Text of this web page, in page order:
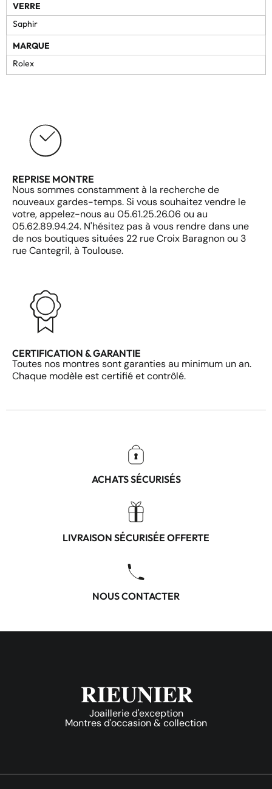
VERRE
Saphir
MARQUE
Rolex
REPRISE MONTRE
Nous sommes constamment à la recherche de
nouveaux gardes-temps. Si vous souhaitez vendre le
votre, appelez-nous au 05.61.25.26.06 ou au
05.62.89.94.24. N'hésitez pas à vous rendre dans une
de nos boutiques situées 22 rue Croix Baragnon ou 3
rue Cantegril, à Toulouse.
CERTIFICATION & GARANTIE
Toutes nos montres sont garanties au minimum un an.
Chaque modèle est certifié et contrôlé.
ACHATS SÉCURISÉS
LIVRAISON SÉCURISÉE OFFERTE
NOUS CONTACTER
Joaillerie d'exception
Montres d'occasion & collection